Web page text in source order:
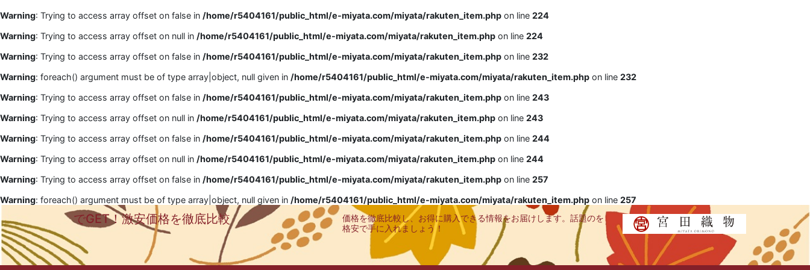
Warning: Trying to access array offset on false in /home/r5404161/public_html/e-miyata.com/miyata/rakuten_item.php on line 224
Warning: Trying to access array offset on null in /home/r5404161/public_html/e-miyata.com/miyata/rakuten_item.php on line 224
Warning: Trying to access array offset on false in /home/r5404161/public_html/e-miyata.com/miyata/rakuten_item.php on line 232
Warning: foreach() argument must be of type array|object, null given in /home/r5404161/public_html/e-miyata.com/miyata/rakuten_item.php on line 232
Warning: Trying to access array offset on false in /home/r5404161/public_html/e-miyata.com/miyata/rakuten_item.php on line 243
Warning: Trying to access array offset on null in /home/r5404161/public_html/e-miyata.com/miyata/rakuten_item.php on line 243
Warning: Trying to access array offset on false in /home/r5404161/public_html/e-miyata.com/miyata/rakuten_item.php on line 244
Warning: Trying to access array offset on null in /home/r5404161/public_html/e-miyata.com/miyata/rakuten_item.php on line 244
Warning: Trying to access array offset on false in /home/r5404161/public_html/e-miyata.com/miyata/rakuten_item.php on line 257
Warning: foreach() argument must be of type array|object, null given in /home/r5404161/public_html/e-miyata.com/miyata/rakuten_item.php on line 257
でGET！激安価格を徹底比較
価格を徹底比較し、お得に購入できる情報をお届けします。話題のを
格安で手に入れましょう！